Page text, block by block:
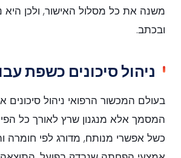
משנה את כל מסלול האישור, ולכן היא
ובכתב.
ניהול סיכונים כשפת
בעולם המכשור הרפואי ניהול סיכונים
המסמך אלא מנגנון שרץ לאורך כל
כשל אפשרי מנותח, מדורג לפי חומרה